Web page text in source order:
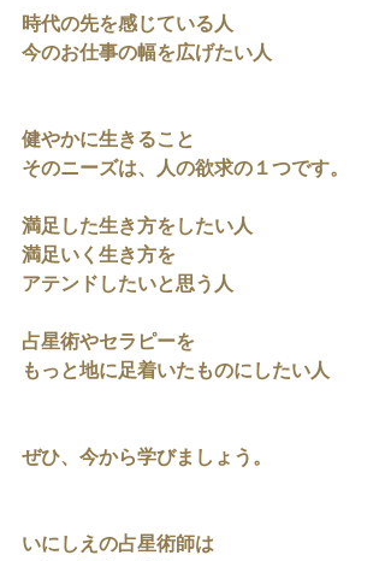
時代の先を感じている人
今のお仕事の幅を広げたい人
健やかに生きること
そのニーズは、人の欲求の１つです。
満足した生き方をしたい人
満足いく生き方を
アテンドしたいと思う人
占星術やセラピーを
もっと地に足着いたものにしたい人
ぜひ、今から学びましょう。
いにしえの占星術師は